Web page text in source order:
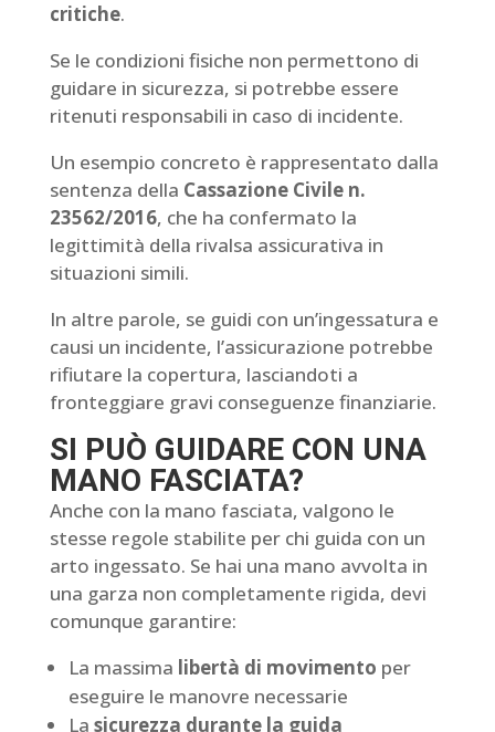
critiche.
Se le condizioni fisiche non permettono di
guidare in sicurezza, si potrebbe essere
ritenuti responsabili in caso di incidente.
Un esempio concreto è rappresentato dalla
sentenza della Cassazione Civile n.
23562/2016, che ha confermato la
legittimità della rivalsa assicurativa in
situazioni simili.
In altre parole, se guidi con un’ingessatura e
causi un incidente, l’assicurazione potrebbe
rifiutare la copertura, lasciandoti a
fronteggiare gravi conseguenze finanziarie.
SI PUÒ GUIDARE CON UNA
MANO FASCIATA?
Anche con la mano fasciata, valgono le
stesse regole stabilite per chi guida con un
arto ingessato. Se hai una mano avvolta in
una garza non completamente rigida, devi
comunque garantire:
La massima libertà di movimento per
eseguire le manovre necessarie
La sicurezza durante la guida